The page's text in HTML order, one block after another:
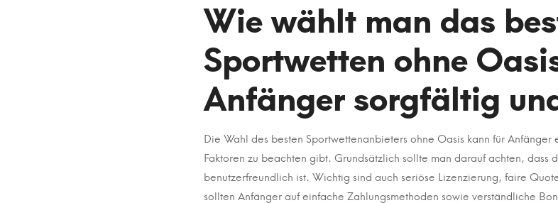
Wie
wählt
man
das
beste
Sportwetten
ohne
Wie wählt man das
Sportwetten ohne
Anfänger sorgfältig
Die Wahl des besten Sportwettenanbieters ohne Oasis kann für
Faktoren zu beachten gibt. Grundsätzlich sollte man darauf achten, dass
benutzerfreundlich ist. Wichtig sind auch seriöse Lizenzierung, faire
sollten Anfänger auf einfache Zahlungsmethoden sowie verständliche